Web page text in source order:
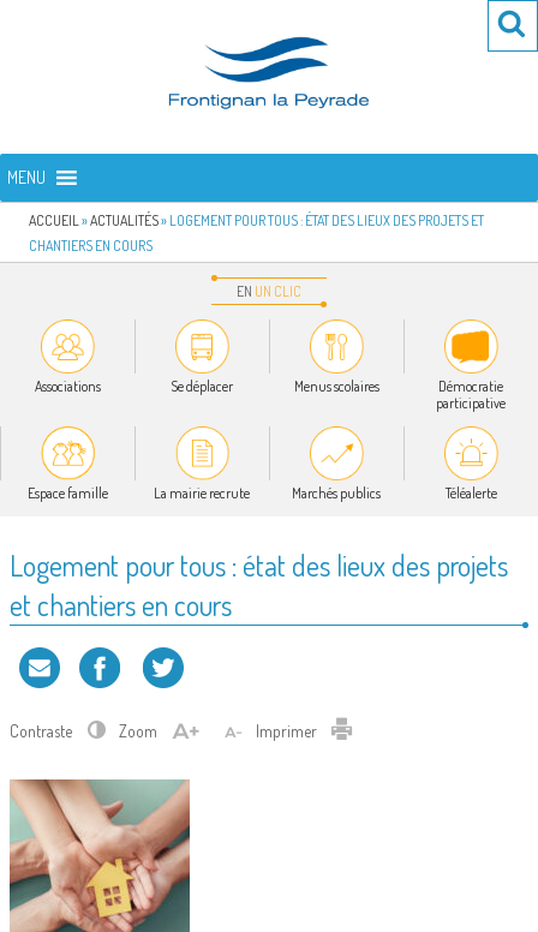
FRONTIGNAN LA PEYRADE
MENU
ACCUEIL »ACTUALITÉS» LOGEMENT POUR TOUS : ÉTAT DES LIEUX DES PROJETS ET
CHANTIERS EN COURS
EN UN CLIC
Associations Se déplacer Menus scolaires
Démocratie
participative
Espace famille La mairie recrute Marchés publics Téléalerte
Logement pour tous : état des lieux des projets
et chantiers en cours
Contraste Zoom Imprimer